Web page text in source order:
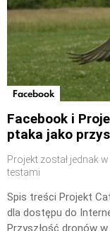
Facebook
Facebook i
ptaka jako
Projekt został jednak
testami
Spis treści Projekt
dla dostępu do
Przyszłość dronów